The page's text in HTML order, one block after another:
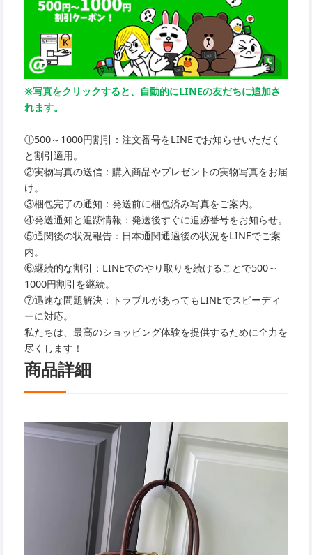
※写真をクリックすると、自動的にLINEの友だちに追加さ
れます。
①500～1000円割引：注文番号をLINEでお知らせいただく
と割引適用。
②実物写真の送信：購入商品やプレゼントの実物写真をお届
け。
③梱包完了の通知：発送前に梱包済み写真をご案内。
④発送通知と追跡情報：発送後すぐに追跡番号をお知らせ。
⑤通関後の状況報告：日本通関通過後の状況をLINEでご案
内。
⑥継続的な割引：LINEでのやり取りを続けることで500～
1000円割引を継続。
⑦迅速な問題解決：トラブルがあってもLINEでスピーディ
ーに対応。
私たちは、最高のショッピング体験を提供するために全力を
尽くします！
商品詳細